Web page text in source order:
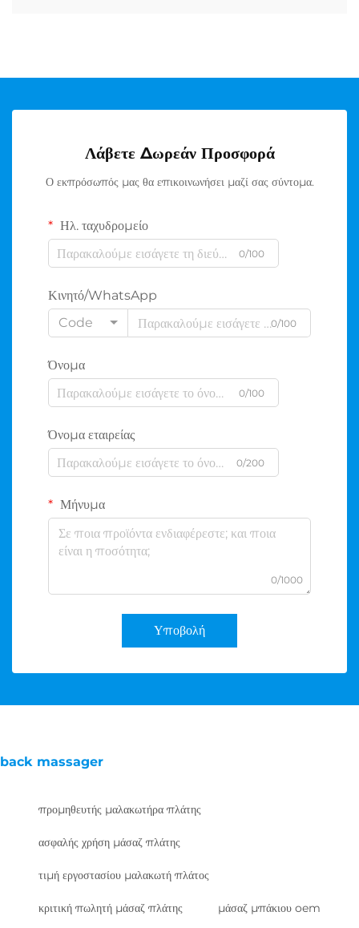
Λάβετε Δωρεάν Προσφορά
Ο εκπρόσωπός μας θα επικοινωνήσει μαζί σας σύντομα.
Ηλ. ταχυδρομείο
0/100
Κινητό/WhatsApp
Code
0/100
Όνομα
0/100
Όνομα εταιρείας
0/200
Μήνυμα
0/1000
Υποβολή
back massager
προμηθευτής μαλακωτήρα πλάτης
ασφαλής χρήση μάσαζ πλάτης
τιμή εργοστασίου μαλακωτή πλάτος
κριτική πωλητή μάσαζ πλάτης μάσαζ μπάκιου oem